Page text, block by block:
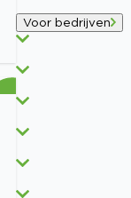
Voor bedrijven